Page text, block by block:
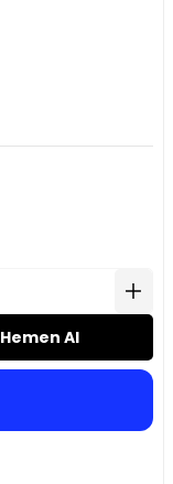
Hemen Al